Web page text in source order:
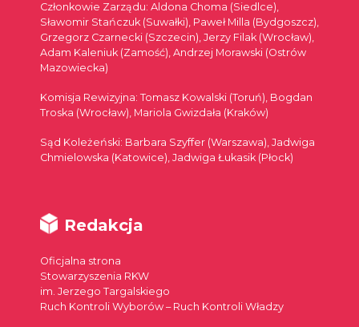
Członkowie Zarządu: Aldona Choma (Siedlce),
Sławomir Stańczuk (Suwałki), Paweł Milla (Bydgoszcz),
Grzegorz Czarnecki (Szczecin), Jerzy Filak (Wrocław),
Adam Kaleniuk (Zamość), Andrzej Morawski (Ostrów
Mazowiecka)
Komisja Rewizyjna: Tomasz Kowalski (Toruń), Bogdan
Troska (Wrocław), Mariola Gwizdała (Kraków)
Sąd Koleżeński: Barbara Szyffer (Warszawa), Jadwiga
Chmielowska (Katowice), Jadwiga Łukasik (Płock)
Redakcja
Oficjalna strona
Stowarzyszenia RKW
im. Jerzego Targalskiego
Ruch Kontroli Wyborów – Ruch Kontroli Władzy